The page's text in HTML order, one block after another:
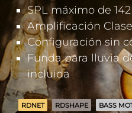
SPL máximo de
Amplificación
Configuración sin
Funda para lluvia
incluida
RDNET RDSHAPE
BASS